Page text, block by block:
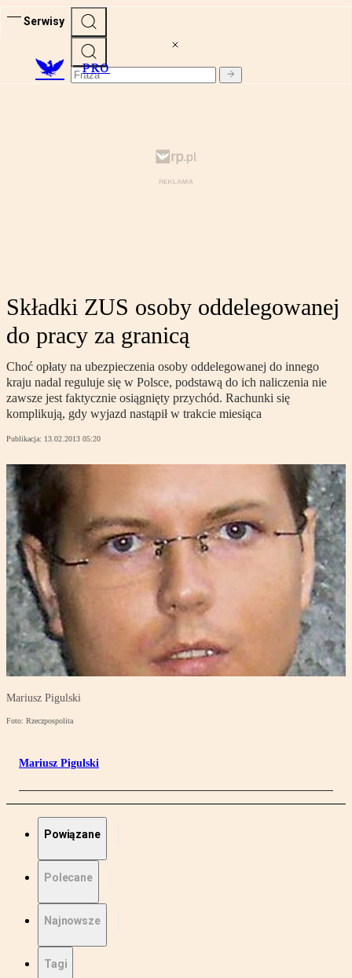
Serwisy
PRO
Składki ZUS osoby oddelegowanej
do pracy za granicą
Choć opłaty na ubezpieczenia osoby oddelegowanej do innego
kraju nadal reguluje się w Polsce, podstawą do ich naliczenia nie
zawsze jest faktycznie osiągnięty przychód. Rachunki się
komplikują, gdy wyjazd nastąpił w trakcie miesiąca
Publikacja: 13.02.2013 05:20
Mariusz Pigulski
Foto: Rzeczpospolita
Mariusz Pigulski
Powiązane
Polecane
Najnowsze
Tagi